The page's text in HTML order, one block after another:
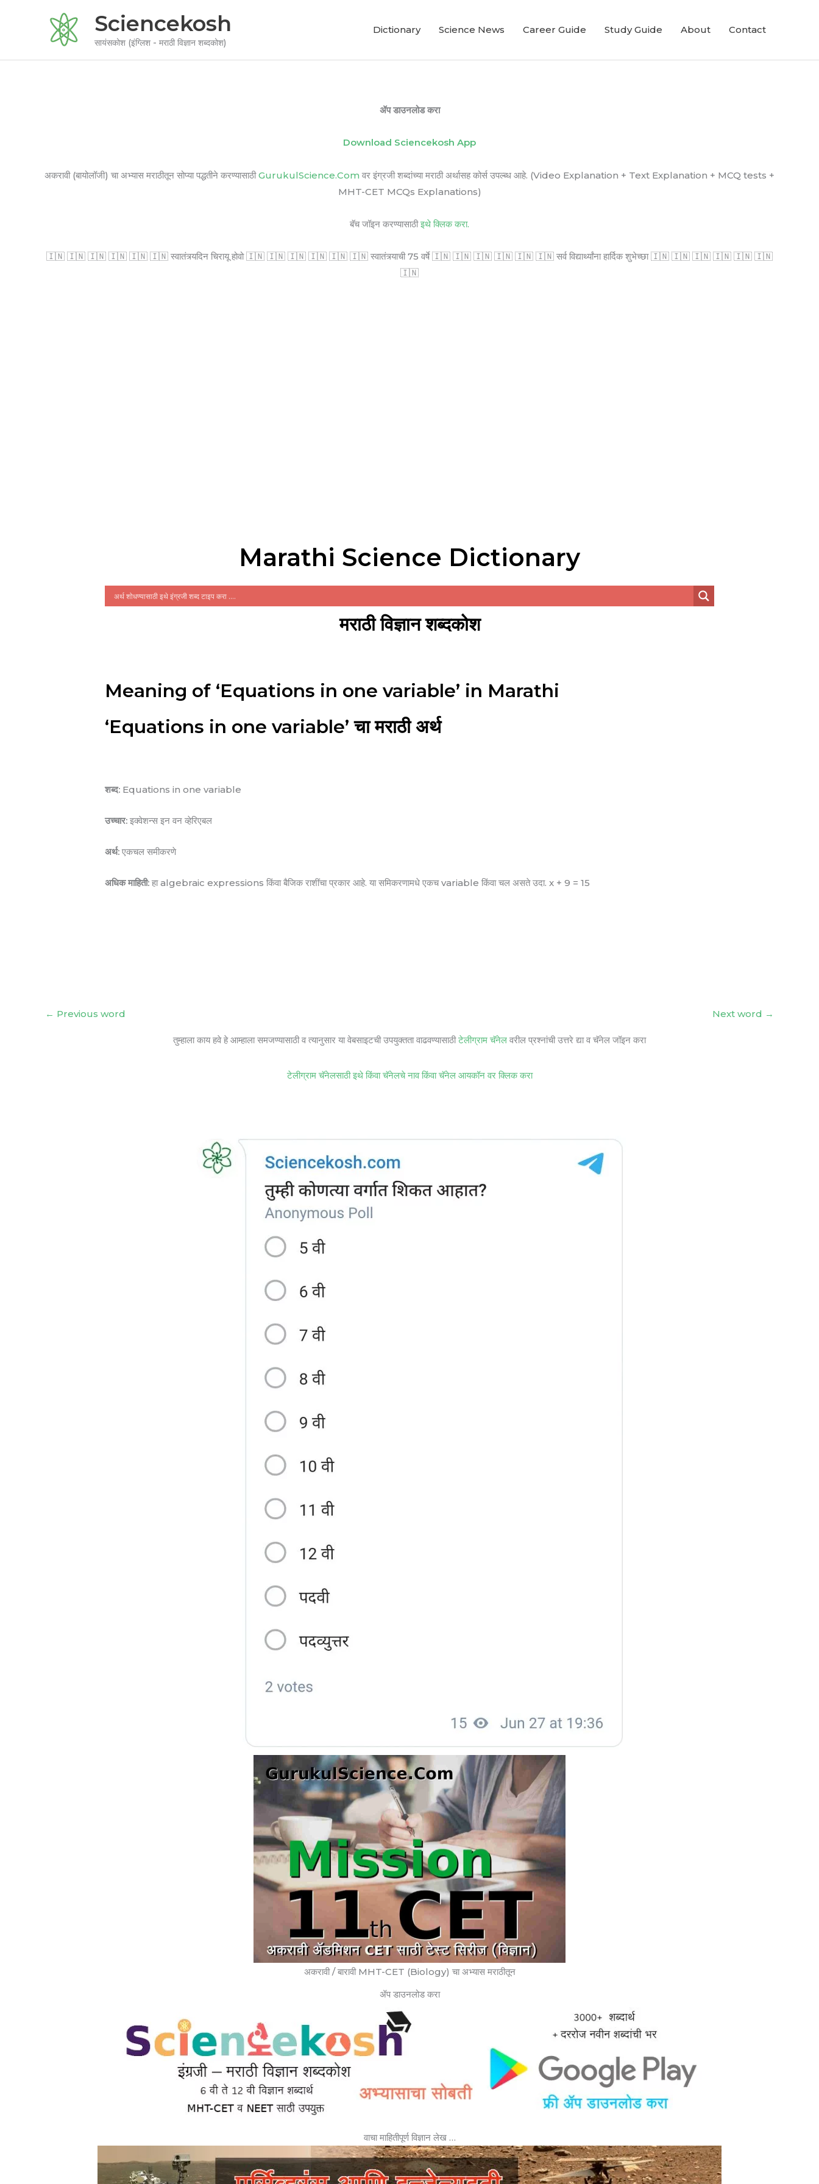
Sciencekosh
सायंसकोश (इंग्लिश - मराठी विज्ञान शब्दकोश)
Dictionary Science News Career Guide Study Guide About Contact
ॲप डाउनलोड करा
Download Sciencekosh App
अकरावी (बायोलॉजी) चा अभ्यास मराठीतून सोप्या पद्धतीने करण्यासाठीGurukulScience.Com वर इंग्रजी शब्दांच्या मराठी अर्थासह कोर्स उपल्ब्ध आहे. (Video Explanation + Text Explanation + MCQ tests +
MHT-CET MCQs Explanations)
बॅच जॉइन करण्यासाठीइथे क्लिक करा.
🇮🇳 🇮🇳 🇮🇳 🇮🇳 🇮🇳 🇮🇳 स्वातंत्र्यदिन चिरायू होवो 🇮🇳 🇮🇳 🇮🇳 🇮🇳 🇮🇳 🇮🇳 स्वातंत्र्याची 75 वर्षे 🇮🇳 🇮🇳 🇮🇳 🇮🇳 🇮🇳 🇮🇳 सर्व विद्यार्थ्यांना हार्दिक शुभेच्छा 🇮🇳 🇮🇳 🇮🇳 🇮🇳 🇮🇳 🇮🇳
🇮🇳
Marathi Science Dictionary
मराठी विज्ञान शब्दकोश
Meaning of ‘Equations in one variable’ in Marathi
‘Equations in one variable’ चा मराठी अर्थ
शब्द: Equations in one variable
उच्चार: इक्वेशन्स इन वन व्हेरिएबल
अर्थ: एकचल समीकरणे
अधिक माहिती: हा algebraic expressions किंवा बैजिक राशींचा प्रकार आहे. या समिकरणामधे एकच variable किंवा चल असते उदा. x + 9 = 15
← Previous word Next word →
तुम्हाला काय हवे हे आम्हाला समजण्यासाठी व त्यानुसार या वेबसाइटची उपयुक्तता वाढवण्यासाठीटेलीग्राम चॅनेल वरील प्रश्नांची उत्तरे द्या व चॅनेल जॉइन करा
टेलीग्राम चॅनेलसाठी इथे किंवा चॅनेलचे नाव किंवा चॅनेल आयकॉन वर क्लिक करा
अकरावी / बारावी MHT-CET (Biology) चा अभ्यास मराठीतून
ॲप डाउनलोड करा
वाचा माहितीपूर्ण विज्ञान लेख …